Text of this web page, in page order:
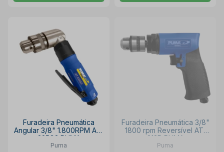
Furadeira Pneumática
Angular 3/8" 1.800RPM AT-
225G3 PUMA
Puma
Furadeira Pneumática 3/8"
1800 rpm Reversível AT-
213P PUMA
Puma